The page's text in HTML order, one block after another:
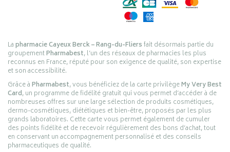
Lapharmacie Cayeux Berck – Rang-du-Fliersfait désormais partie du
groupementPharmabest, l’un des réseaux de pharmacies les plus
reconnus en France, réputé pour son exigence de qualité, son expertise
et son accessibilité.
Grâce àPharmabest, vous bénéficiez de la carte privilègeMy Very Best
Card, un programme de fidélité gratuit qui vous permet d’accéder à de
nombreuses offres sur une large sélection de produits cosmétiques,
dermo-cosmétiques, diététiques et bien-être, proposés par les plus
grands laboratoires. Cette carte vous permet également de cumuler
des points fidélité et de recevoir régulièrement des bons d’achat, tout
en conservant un accompagnement personnalisé et des conseils
pharmaceutiques de qualité.